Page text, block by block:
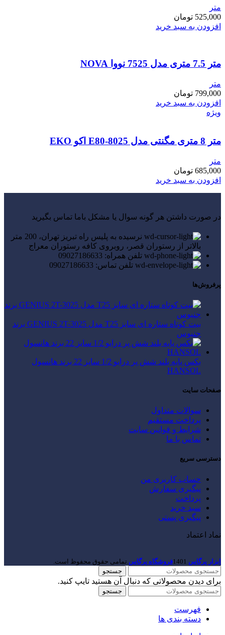
متر
525,000 تومان
افزودن به سبد خرید
متر 7.5 متری مدل 7525 نووا NOVA
متر
799,000 تومان
افزودن به سبد خرید
ویژه
متر 8 متری مگنتی مدل E80-8025 اکو EKO
متر
685,000 تومان
افزودن به سبد خرید
در صورت داشتن هر گونه سوال یا مشکل باما تماس بگیرید
نرسیده به پلیس راه تبریز تهران، 200 متر
بالاتر از رستوران قصر، روبروی کافه رستوران معراج
تلفن همراه: 09027186633
تلفن تماس: 09027186633
پرفروش‌ها
بیت کوتاه ستاره ای سایز T25 مدل GENIUS 2T-3025 برند
جنیوس
بکس پایه بلند شش پر درایو 1/2 سایز 22 برند هانسول
HANSOL
صفحات سایت
سوالات متداول
پرداخت مستقیم
شرایط و قوانین سایت
تماس با ما
دسترسی سریع
حساب کاربری من
پیگیری سفارش
پرداخت
سبد خرید
پیگیری پستی
نماد اعتماد
ابزار پرگاس 1401فروشگاه پرگاس .تمامی حقوق محفوظ است.
جستجو
برای دیدن محصولاتی که دنبال آن هستید تایپ کنید.
جستجو
فهرست
دسته بندی ها